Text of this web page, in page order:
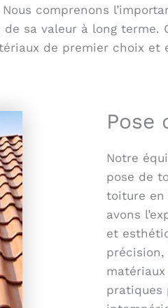
comprenons
sa valeur à long terme.
de premier choix
Pose
Notre
pose de
toiture en
avons
et
pratiques